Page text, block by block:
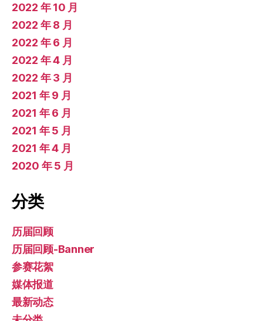
2022 年 10 月
2022 年 8 月
2022 年 6 月
2022 年 4 月
2022 年 3 月
2021 年 9 月
2021 年 6 月
2021 年 5 月
2021 年 4 月
2020 年 5 月
分类
历届回顾
历届回顾-Banner
参赛花絮
媒体报道
最新动态